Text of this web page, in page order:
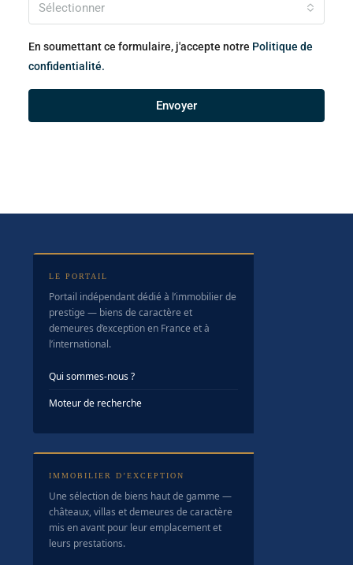
Sélectionner
En soumettant ce formulaire, j'accepte notre Politique de
confidentialité.
Envoyer
LE PORTAIL
Portail indépendant dédié à l’immobilier de
prestige — biens de caractère et
demeures d’exception en France et à
l’international.
Qui sommes-nous ?
Moteur de recherche
IMMOBILIER D’EXCEPTION
Une sélection de biens haut de gamme —
châteaux, villas et demeures de caractère
mis en avant pour leur emplacement et
leurs prestations.